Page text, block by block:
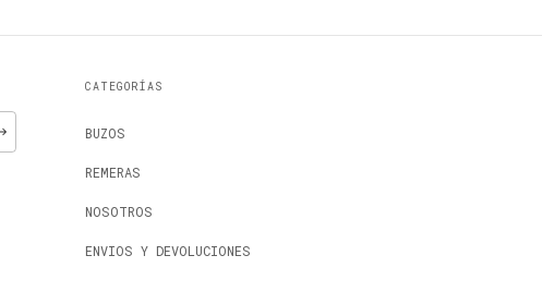
CATEGORÍAS
BUZOS
REMERAS
NOSOTROS
ENVIOS Y DEVOLUCIONES